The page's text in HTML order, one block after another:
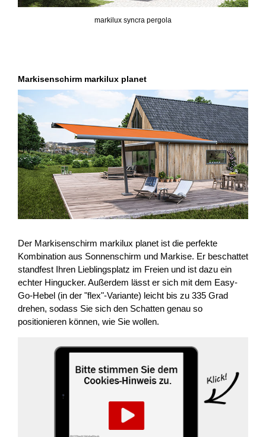
markilux syncra pergola
Markisenschirm markilux planet
Der Markisenschirm markilux planet ist die perfekte
Kombination aus Sonnenschirm und Markise. Er beschattet
standfest Ihren Lieblingsplatz im Freien und ist dazu ein
echter Hingucker. Außerdem lässt er sich mit dem Easy-
Go-Hebel (in der "flex"-Variante) leicht bis zu 335 Grad
drehen, sodass Sie sich den Schatten genau so
positionieren können, wie Sie wollen.